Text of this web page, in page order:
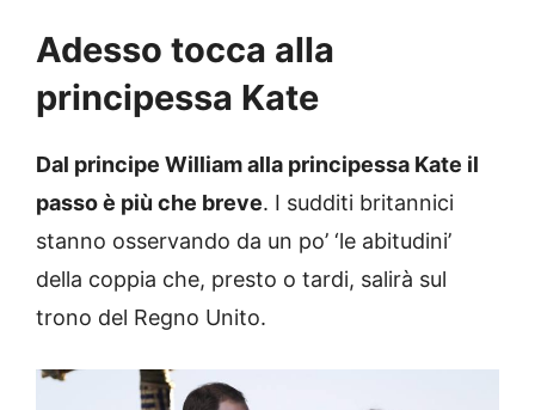
Adesso tocca alla
principessa Kate
Dal principe William alla principessa Kate il
passo è più che breve. I sudditi britannici
stanno osservando da un po’ ‘le abitudini’
della coppia che, presto o tardi, salirà sul
trono del Regno Unito.